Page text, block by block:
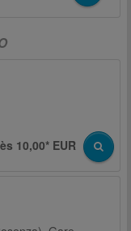
10,00* EUR